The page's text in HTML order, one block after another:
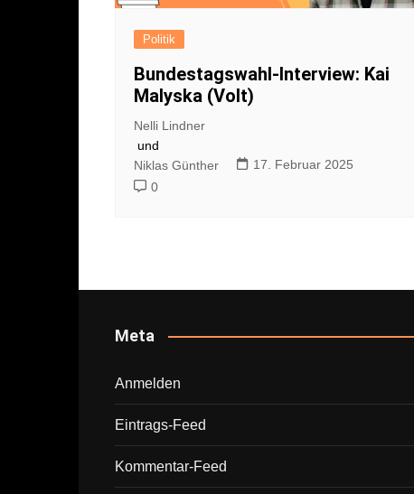
Politik
Bundestagswahl-Interview: Kai
Malyska (Volt)
Nelli Lindner
und
Niklas Günther
17. Februar 2025
0
Meta
Anmelden
Eintrags-Feed
Kommentar-Feed